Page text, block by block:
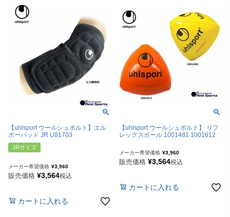
【uhlsport ウールシュポルト】エル
ボーパッド JR U81703
JRサイズ
メーカー希望価格 ¥3,960
販売価格 ¥3,564税込
カートに入れる
【uhlsport ウールシュポルト】 リフ
レックスボール 1001481 1001612
メーカー希望価格 ¥3,960
販売価格 ¥3,564税込
カートに入れる